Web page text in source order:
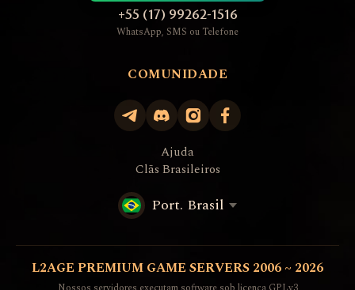
+55 (17) 99262-1516
WhatsApp, SMS ou Telefone
COMUNIDADE
Ajuda
Clãs Brasileiros
Port. Brasil
L2AGE PREMIUM GAME SERVERS 2006 ~ 2026